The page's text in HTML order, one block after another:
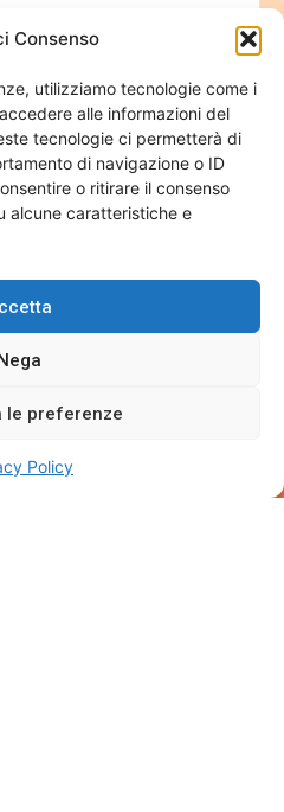
Consenso
utilizziamo tecnologie come i
alle informazioni del
tecnologie ci permetterà di
di navigazione o ID
o ritirare il consenso
alcune caratteristiche e
le preferenze
Policy
case di riposo tradizionali.
e un'atmosfera
si prende cura di ogni ospite
sua famiglia, creando un
ai vostri ospiti?
per maggiori